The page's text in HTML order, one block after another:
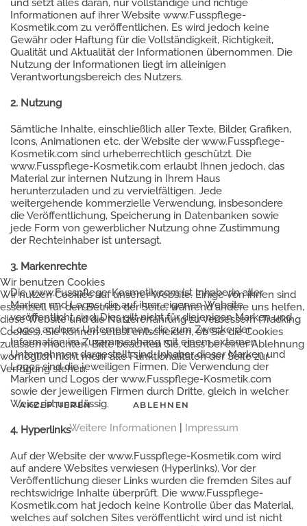
und setzt alles daran, nur vollständige und richtige
Informationen auf ihrer Website www.Fusspflege-
Kosmetik.com zu veröffentlichen. Es wird jedoch keine
Gewähr oder Haftung für die Vollständigkeit, Richtigkeit,
Qualität und Aktualität der Informationen übernommen. Die
Nutzung der Informationen liegt im alleinigen
Verantwortungsbereich des Nutzers.
2. Nutzung
Sämtliche Inhalte, einschließlich aller Texte, Bilder, Grafiken,
Icons, Animationen etc. der Website der www.Fusspflege-
Kosmetik.com sind urheberrechtlich geschützt. Die
www.Fusspflege-Kosmetik.com erlaubt Ihnen jedoch, das
Material zur internen Nutzung in Ihrem Haus
herunterzuladen und zu vervielfältigen. Jede
weitergehende kommerzielle Verwendung, insbesondere
die Veröffentlichung, Speicherung in Datenbanken sowie
jede Form von gewerblicher Nutzung ohne Zustimmung
der Rechteinhaber ist untersagt.
3. Markenrechte
Die www.Fusspflege-Kosmetik.com ist Inhaberin aller
Marken und Logos, die auf ihrer eigenen Website
veröffentlicht sind. Dies gilt nicht für diejenigen Marken und
Logos anderer Unternehmen, die zum Zwecke der
Information im Zusammenhang mit einem externen
Unternehmen dargestellt sind. Inhaber dieser Marken und
Logos sind die jeweiligen Firmen. Die Verwendung der
Marken und Logos der www.Fusspflege-Kosmetik.com
sowie der jeweiligen Firmen durch Dritte, gleich in welcher
Weise, ist unzulässig.
4. Hyperlinks
Auf der Website der www.Fusspflege-Kosmetik.com wird
auf andere Websites verwiesen (Hyperlinks). Vor der
Veröffentlichung dieser Links wurden die fremden Sites auf
rechtswidrige Inhalte überprüft. Die www.Fusspflege-
Kosmetik.com hat jedoch keine Kontrolle über das Material,
welches auf solchen Sites veröffentlicht wird und ist nicht
Wir benutzen Cookies
Wir nutzen Cookies auf unserer Website. Einige von ihnen sind
essenziell für den Betrieb der Seite, während andere uns helfen,
diese Website und die Nutzererfahrung zu verbessern (Tracking
Cookies). Sie können selbst entscheiden, ob Sie die Cookies
zulassen möchten. Bitte beachten Sie, dass bei einer Ablehnung
womöglich nicht mehr alle Funktionalitäten der Seite zur
Verfügung stehen.
AKZEPTIEREN ABLEHNEN
Weitere Informationen Impressum